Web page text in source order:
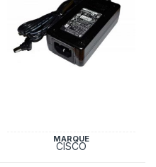
MARQUE
CISCO